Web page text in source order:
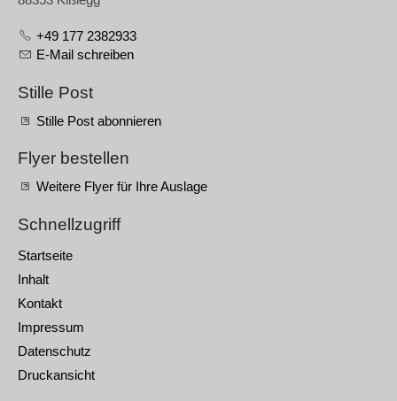
+49 177 2382933
E-Mail schreiben
Stille Post
Stille Post abonnieren
Flyer bestellen
Weitere Flyer für Ihre Auslage
Schnellzugriff
Startseite
Inhalt
Kontakt
Impressum
Datenschutz
Druckansicht